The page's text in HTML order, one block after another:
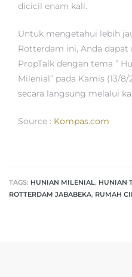
dicicil enam kali.
Untuk mengetahui lebih
Rotterdam ini, Anda
PropTalk dengan tema ”
Milenial” pada Kamis (13/
secara langsung melalui
Source : Kompas.com
TAGS: HUNIAN MILENIAL, HUNIAN
ROTTERDAM JABABEKA, RUMAH